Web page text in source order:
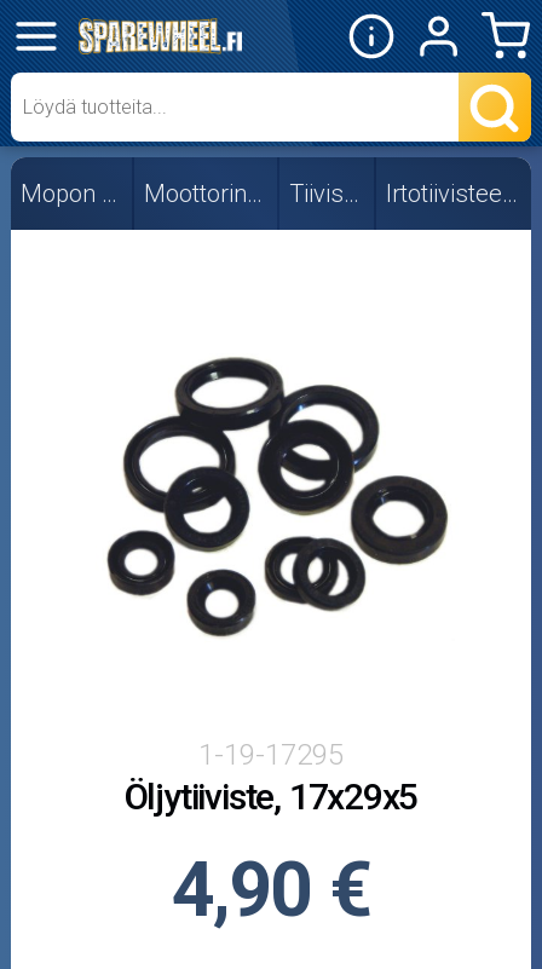
✕
Mopon osat
Skootterin osat
Crossipyörän osat
Moottorikelkan osat
Mopoauton osat
Mönkijän osat
Puutarha ja metsä
Ajovarusteet
Öljyt ja kemikaalit
Mopon osat Moottorin osat Tiivisteet Irtotiivisteet, öljy
1-19-17295
Öljytiiviste, 17x29x5
4,90 €